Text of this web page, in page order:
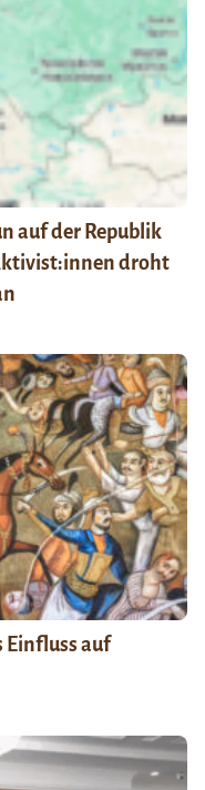
auf der Republik
droht
Einfluss auf